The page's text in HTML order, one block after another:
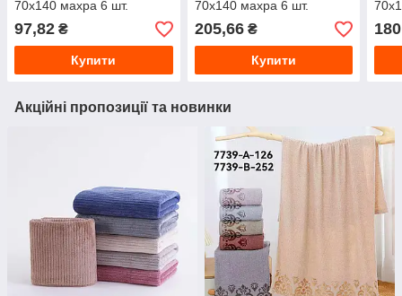
70х140 махра 6 шт.
97,82 ₴
Купити
70х140 махра 6 шт.
205,66₴
Купити
Акційні пропозиції та новинки